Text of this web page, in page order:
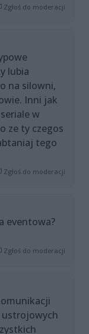
Zgłoś do moderacji
lubia
na silowni,
Inni jak
w
ze ty czegos
tego
Zgłoś do moderacji
eventowa?
Zgłoś do moderacji
ustrojowych